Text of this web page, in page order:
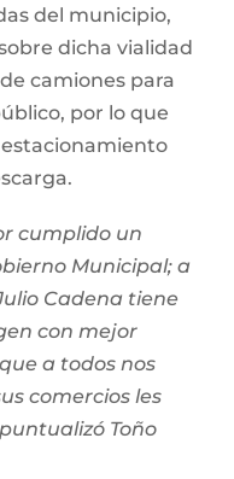
del municipio,
dicha vialidad
camiones para
por lo que
cumplido un
Municipal; a
Cadena tiene
con mejor
a todos nos
comercios les
Toño